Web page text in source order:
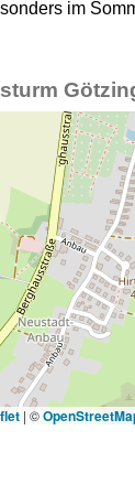
im
| ©